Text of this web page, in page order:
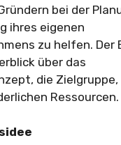
bei der
ihres eigenen
zu helfen. Der
über das
die Zielgruppe,
Ressourcen.